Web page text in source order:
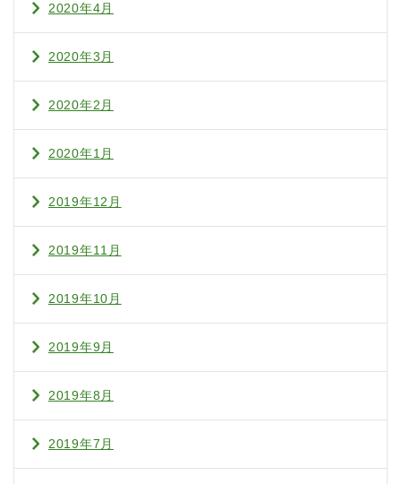
2020年4月
2020年3月
2020年2月
2020年1月
2019年12月
2019年11月
2019年10月
2019年9月
2019年8月
2019年7月